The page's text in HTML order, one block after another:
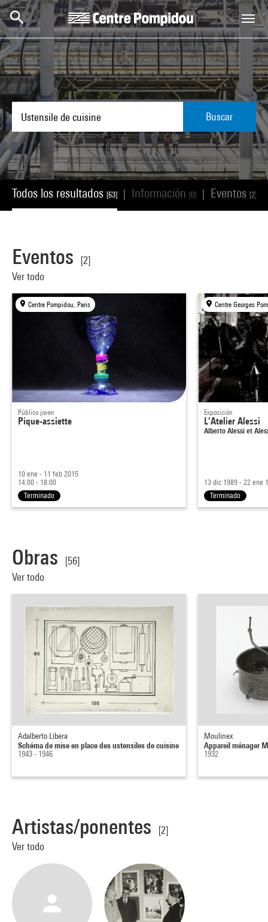
Skip to main content
Centre Pompidou
Buscar
Todos los resultados [63] Información [0] Eventos [2]
Eventos
[2]
Ver todo
Centre Pompidou, Paris
Público joven
Pique-assiette
10 ene - 11 feb 2015
14:00 - 18:00
Terminado
Centre Georges
Exposición
L’Atelier Alessi
Alberto Alessi et
13 dic 1989 - 22 ene
Terminado
Obras
[56]
Ver todo
Adalberto Libera
Schéma de mise en place des ustensiles de cuisine
1943 - 1946
Moulinex
Appareil ménager
1932
Artistas/ponentes
[2]
Ver todo